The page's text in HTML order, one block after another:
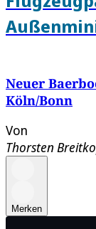
Neuer
Köln/Bonn
Von
Thorsten
Merken